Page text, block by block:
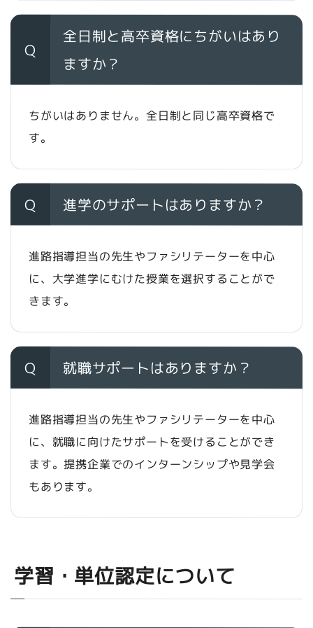
Q
全日制と高卒資格にちがいはあり
ますか？
ちがいはありません。全日制と同じ高卒資格で
す。
Q 進学のサポートはありますか？
進路指導担当の先生やファシリテーターを中心
に、大学進学にむけた授業を選択することがで
きます。
Q 就職サポートはありますか？
進路指導担当の先生やファシリテーターを中心
に、就職に向けたサポートを受けることができ
ます。提携企業でのインターンシップや見学会
もあります。
学習・単位認定について